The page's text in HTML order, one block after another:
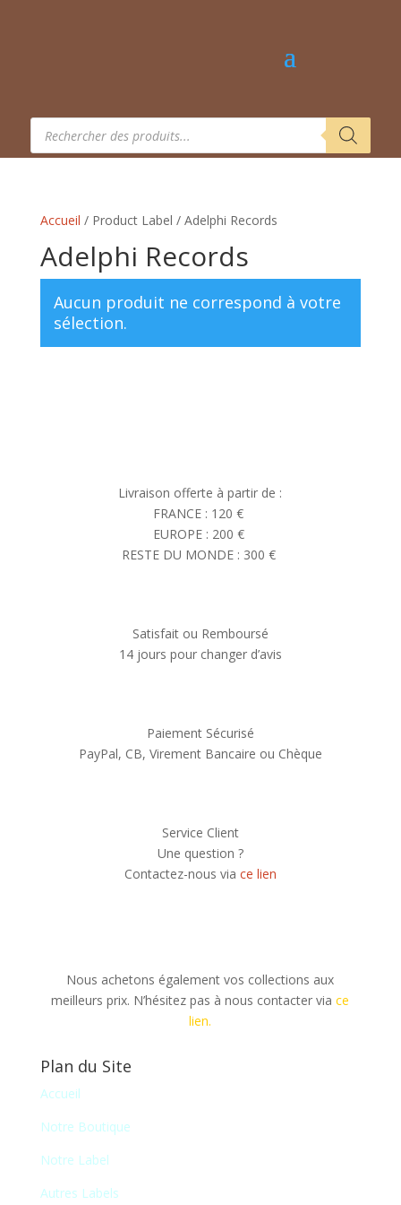
Recherche
produits
Accueil / Product Label / Adelphi Records
Adelphi Records
Aucun produit ne correspond à votre
sélection.
Livraison offerte à partir de :
FRANCE : 120 €
EUROPE : 200 €
RESTE DU MONDE : 300 €
Satisfait ou Remboursé
14 jours pour changer d’avis
Paiement Sécurisé
PayPal, CB, Virement Bancaire ou Chèque
Service Client
Une question ?
Contactez-nous via ce lien
Nous achetons également vos collections aux
meilleurs prix. N’hésitez pas à nous contacter viace
lien.
Plan du Site
Accueil
Notre Boutique
Notre Label
Autres Labels